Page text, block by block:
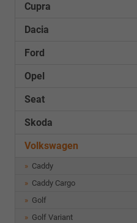
Cupra
Dacia
Ford
Opel
Seat
Skoda
Volkswagen
Caddy
Caddy Cargo
Golf
Golf Variant